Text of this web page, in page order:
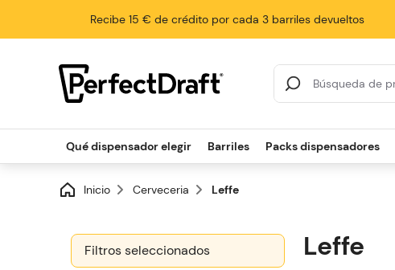
Recibe 15 € de crédito por cada 3 barriles devueltos
Resultados de la búsqueda
Qué dispensador elegir Barriles Packs dispensadores
Inicio Cerveceria Leffe
Filtros seleccionados Leffe